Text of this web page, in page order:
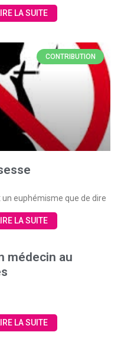
LA SUITE
CONTRIBUTION
euphémisme que de dire
LA SUITE
médecin au
LA SUITE